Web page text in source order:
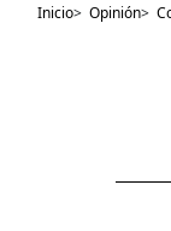
Inicio> Opinión>